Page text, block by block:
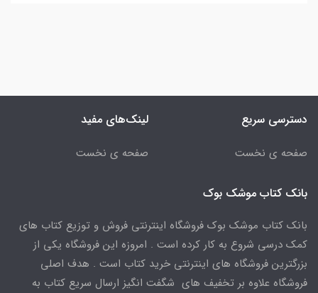
دسترسی سریع
صفحه ی نخست
لینک‌های مفید
صفحه ی نخست
بانک کتاب موشک بوک
بانک کتاب موشک بوک فروشگاه اینترنتی فروش و توزیع کتاب های
کمک درسی شروع به کار کرده است . امروزه این فروشگاه یکی از
بزرگترین فروشگاه های اینترنتی خرید کتاب است . هدف اصلی
فروشگاه علاوه بر تخفیف های شگفت انگیز ارسال سریع کتاب به